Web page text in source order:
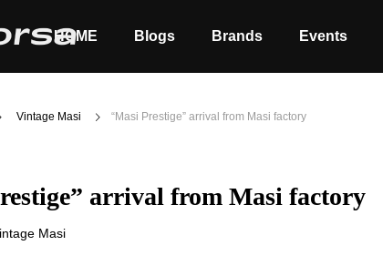
HOME Blogs Brands Events
Vintage Masi “Masi Prestige” arrival from Masi factory
arrival from Masi factory
Masi